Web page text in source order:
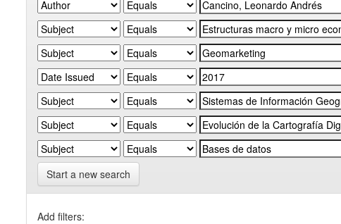
Start a new search
Add filters: